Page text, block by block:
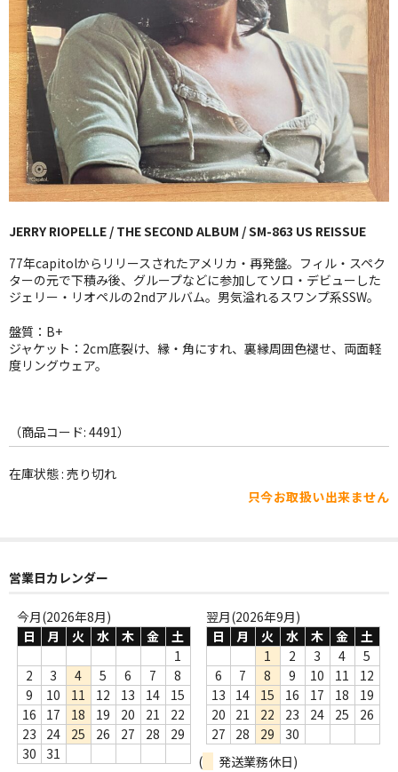
New Arrivals
新譜
GG RECORD （当店のレーベル）
全商品
JAZZ-US
BLUE NOTE
JAZZ-EU
JAZZ-JP
J-POP
FOLK,SSW
レア盤（1万円以上）
Webのみ no.1
Webのみ no.2
Webのみ no.3
Webのみ no.4
売り切れ
JERRY RIOPELLE / THE SECOND ALBUM / SM-863 US REISSUE
77年capitolからリリースされたアメリカ・再発盤。フィル・スペク
ターの元で下積み後、グループなどに参加してソロ・デビューした
ジェリー・リオペルの2ndアルバム。男気溢れるスワンプ系SSW。
盤質：B+
ジャケット：2cm底裂け、縁・角にすれ、裏縁周囲色褪せ、両面軽
度リングウェア。
（商品コード: 4491）
在庫状態 : 売り切れ
只今お取扱い出来ません
営業日カレンダー
今月(2026年8月)
日
月 火 水 木 金
土
1
2
3 4 5 6 7
8
9
10 11 12 13 14
15
16
17 18 19 20 21
22
23
24 25 26 27 28
29
30
31
翌月(2026年9月)
日
月 火 水 木 金
土
1
2 3 4
5
6
7 8 9 10 11
12
13
14 15 16 17 18
19
20
21 22 23 24 25
26
27
28 29
30
(
発送業務休日)